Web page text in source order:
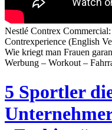
Nestlé Contrex
Contrexperience (English
Wie kriegt man Frauen
Werbung – Workout –
5 Sportler